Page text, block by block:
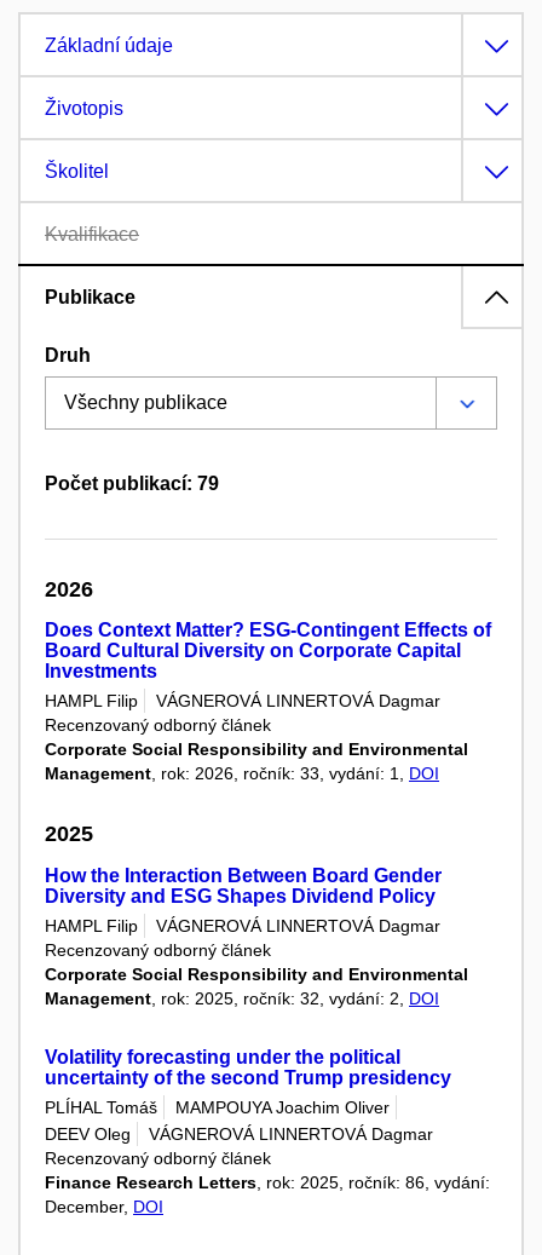
Základní údaje
Životopis
Školitel
Kvalifikace
Publikace
Druh
Počet publikací: 79
2026
Does Context Matter? ESG-Contingent Effects of
Board Cultural Diversity on Corporate Capital
Investments
HAMPL Filip
VÁGNEROVÁ LINNERTOVÁ Dagmar
Recenzovaný odborný článek
Corporate Social Responsibility and Environmental
Management, rok: 2026, ročník: 33, vydání: 1, DOI
2025
How the Interaction Between Board Gender
Diversity and ESG Shapes Dividend Policy
HAMPL Filip
VÁGNEROVÁ LINNERTOVÁ Dagmar
Recenzovaný odborný článek
Corporate Social Responsibility and Environmental
Management , rok: 2025, ročník: 32, vydání: 2, DOI
Volatility forecasting under the political
uncertainty of the second Trump presidency
PLÍHAL Tomáš
MAMPOUYA Joachim Oliver
DEEV Oleg
VÁGNEROVÁ LINNERTOVÁ Dagmar
Recenzovaný odborný článek
Finance Research Letters , rok: 2025, ročník: 86, vydání:
December, DOI